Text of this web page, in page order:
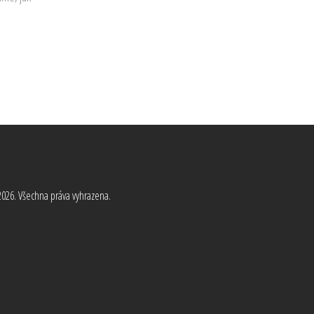
Všechna práva vyhrazena.